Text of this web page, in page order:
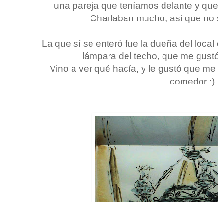
una pareja que teníamos delante y
Charlaban mucho, así que no
La que sí se enteró fue la dueña del
lámpara del techo, que me
Vino a ver qué hacía, y le gustó que
comedor :)